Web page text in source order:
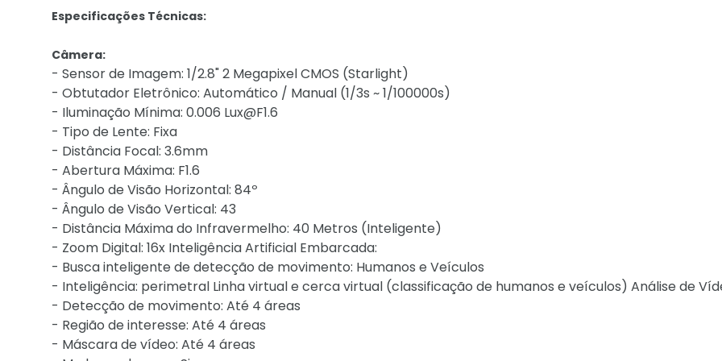
Especificações Técnicas:
Câmera:
- Sensor de Imagem: 1/2.8" 2 Megapixel CMOS (Starlight)
- Obtutador Eletrônico: Automático / Manual (1/3s ~ 1/100000s)
- Iluminação Mínima: 0.006 Lux@F1.6
- Tipo de Lente: Fixa
- Distância Focal: 3.6mm
- Abertura Máxima: F1.6
- Ângulo de Visão Horizontal: 84º
- Ângulo de Visão Vertical: 43
- Distância Máxima do Infravermelho: 40 Metros (Inteligente)
- Zoom Digital: 16x Inteligência Artificial Embarcada:
- Busca inteligente de detecção de movimento: Humanos e Veículos
- Inteligência: perimetral Linha virtual e cerca virtual (classificação de humanos e veículos) Análise de
- Detecção de movimento: Até 4 áreas
- Região de interesse: Até 4 áreas
- Máscara de vídeo: Até 4 áreas